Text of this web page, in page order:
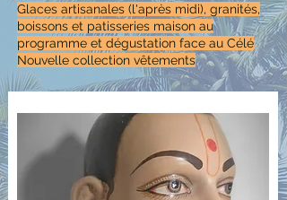
Glaces artisanales (l'après midi), granités,
boissons et patisseries maison au
programme et dégustation face au Célé
Nouvelle collection vêtements